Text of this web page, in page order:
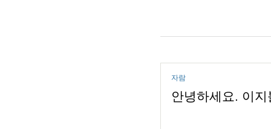
자람
안녕하세요. 이